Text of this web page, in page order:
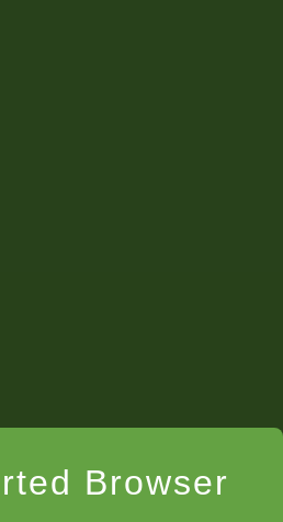
Browser